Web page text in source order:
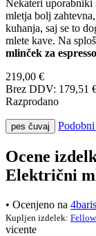
Nekateri uporabniki
mletja bolj
kuhanja, saj se to
mlete kave. Na
mlinček za espresso
219,00 €
Brez DDV: 179,51
Razprodano
pes čuvaj
Ocene
Električni
• Ocenjeno na
Kupljen izdelek:
vicente